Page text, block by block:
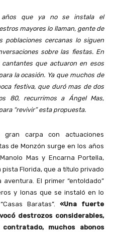
que ya no se instala el
mayores lo llaman, gente de
poblaciones cercanas lo siguen
sobre las fiestas. En
que actuaron en esos
la ocasión. Ya que muchos de
festiva, que duró mas de dos
80, recurrimos a Ángel Mas,
“revivir” esta propuesta.
carpa con actuaciones
de Monzón surge en los años
Mas y Encarna Portella,
Florida, que a título privado
El primer “entoldado”
y lonas que se instaló en lo
Baratas”. «Una fuerte
destrozos considerables,
muchos abonos